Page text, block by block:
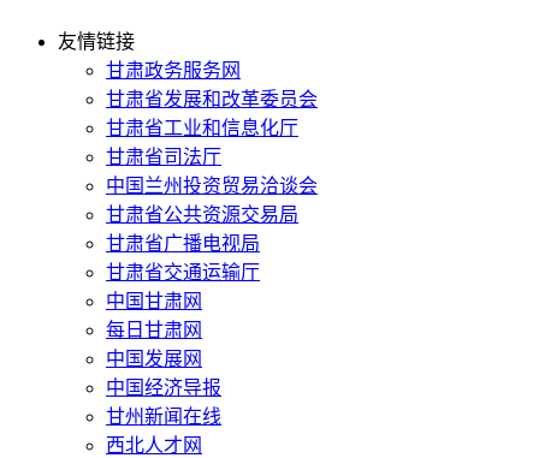
友情链接
甘肃政务服务网
甘肃省发展和改革委员会
甘肃省工业和信息化厅
甘肃省司法厅
中国兰州投资贸易洽谈会
甘肃省公共资源交易局
甘肃省广播电视局
甘肃省交通运输厅
中国甘肃网
每日甘肃网
中国发展网
中国经济导报
甘州新闻在线
西北人才网